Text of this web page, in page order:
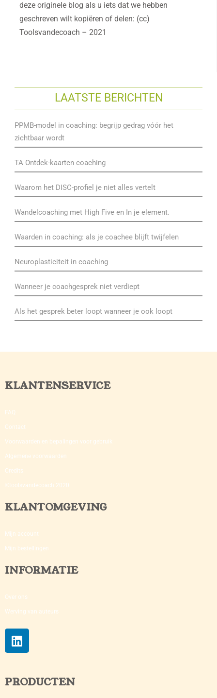
deze originele blog als u iets dat we hebben
geschreven wilt kopiëren of delen: (cc)
Toolsvandecoach – 2021
LAATSTE BERICHTEN
PPMB-model in coaching: begrijp gedrag vóór het
zichtbaar wordt
TA Ontdek-kaarten coaching
Waarom het DISC-profiel je niet alles vertelt
Wandelcoaching met High Five en In je element.
Waarden in coaching: als je coachee blijft twijfelen
Neuroplasticiteit in coaching
Wanneer je coachgesprek niet verdiept
Als het gesprek beter loopt wanneer je ook loopt
KLANTENSERVICE
FAQ
Contact
Voorwaarden en bepalingen voor gebruik
Algemene voorwaarden
Credits
©toolsvandecoach 2020
KLANTOMGEVING
Mijn account
Mijn bestellingen
INFORMATIE
Over ons
Werving van auteurs
PRODUCTEN